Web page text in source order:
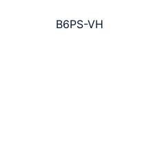
B6PS-VH